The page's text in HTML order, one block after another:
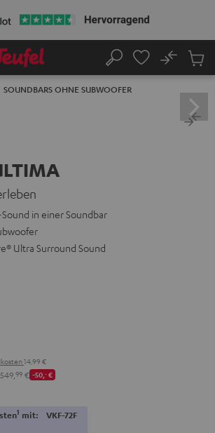
Suche
No
SOUNDBARS OHNE SUBWOOFER
in einer Soundbar
Ultra Surround Sound
14,99 €
549, 99 € -50, ‐€
1 mit: VKF-72F